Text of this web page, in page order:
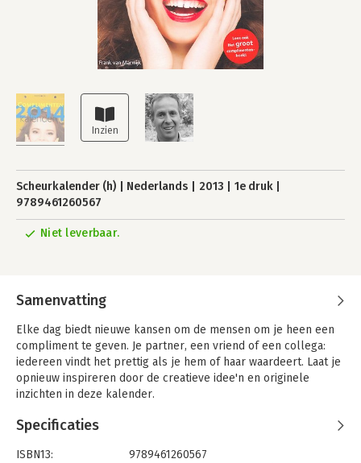
Scheurkalender (h) Nederlands 2013
1e druk
9789461260567
Niet leverbaar.
Samenvatting
Elke dag biedt nieuwe kansen om de mensen om je heen een
compliment te geven. Je partner, een vriend of een collega:
iedereen vindt het prettig als je hem of haar waardeert. Laat je
opnieuw inspireren door de creatieve idee'n en originele
inzichten in deze kalender.
De 'Complimentenkalender 2014' is samengesteld door de
bekende lichaamstaaldeskundige Frank van Marwijk, auteur
van de bestseller Manipuleren kun je leren.
Specificaties
ISBN13:
9789461260567